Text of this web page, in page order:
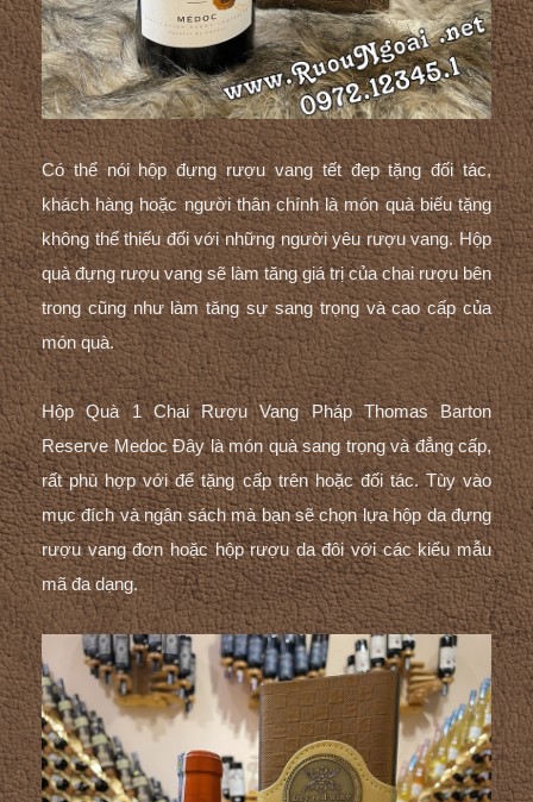
Có thể nói hộp đựng rượu vang tết đẹp tặng đối tác,
khách hàng hoặc người thân chính là món quà biếu tặng
không thể thiếu đối với những người yêu rượu vang. Hộp
quà đựng rượu vang sẽ làm tăng giá trị của chai rượu bên
trong cũng như làm tăng sự sang trọng và cao cấp của
món quà.
Hộp Quà 1 Chai Rượu Vang Pháp Thomas Barton
Reserve MedocĐây là món quà sang trọng và đẳng cấp,
rất phù hợp với để tặng cấp trên hoặc đối tác. Tùy vào
mục đích và ngân sách mà bạn sẽ chọn lựahộp da đựng
rượu vang đơnhoặchộp rượu da đôivới các kiểu mẫu
mã đa dạng.